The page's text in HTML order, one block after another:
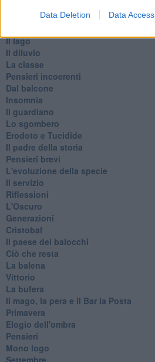
Data Deletion Data Access
Il lago
Il diluvio
La classe
Pensieri incoerenti
Dal balcone
Insomnia
Il guardiano
Lo sgombero
Erodoto e Tucidide
Il padre della storia
Pensieri brevi
L'evoluzione della specie
Il servizio
Riflessioni
L'Oscuro
Generazioni
Cristobal
Il paese dei balocchi
Ciò che resta
La balena
Vittorio
La bufera
Il mago, la pera e il Bar la Posta
Primavera
Elogio dell'ombra
Pensieri
Mono logo
Settembre